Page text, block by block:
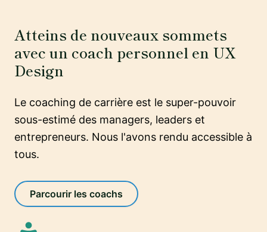
Atteins de nouveaux sommets
avec un coach personnel en UX
Design
Le coaching de carrière est le super-pouvoir
sous-estimé des managers, leaders et
entrepreneurs. Nous l'avons rendu accessible à
tous.
Parcourir les coachs